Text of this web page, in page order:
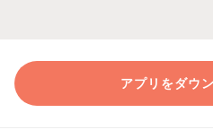
アプリをダウ